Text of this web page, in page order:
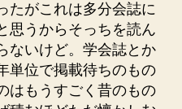
たがこれは多分会誌に
思うからそっちを読ん
ないけど。学会誌とか
単位で掲載待ちのもの
はもうすごく昔のもの